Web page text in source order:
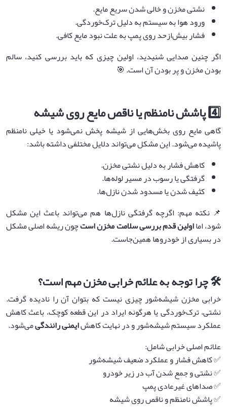
نشتی مخزن و خالی شدن سریع مایع.
ورود هوا به سیستم به دلیل ترک‌خوردگی.
فشار بیش‌ازحد روی پمپ به علت نبود مایع کافی.
اگر چنین صدایی شنیدید، اولین چیزی که باید بررسی کنید، سالم
بودن مخزن و پر بودن آن است. 🎯
4️⃣ پاشش نامنظم یا ناقص مایع روی شیشه
گاهی مایع روی بخش‌هایی از شیشه پخش نمی‌شود یا خیلی نامنظم
پاشیده می‌شود. این مشکل می‌تواند دلایل مختلفی داشته باشد:
کاهش فشار به دلیل نشتی مخزن.
گرفتگی یا رسوب در مسیر لوله‌ها.
کثیف شدن یا مسدود شدن نازل‌ها.
📌 نکته مهم: اگرچه گرفتگی نازل‌ها هم می‌تواند باعث این مشکل
شود، امااولین قدم بررسی سلامت مخزن استچون ریشه اصلی مشکل
در بسیاری از خودروها همین‌جاست.
🛠️ چرا توجه به علائم خرابی مخزن مهم است؟
خرابی مخزن شیشه‌شور چیزی نیست که بتوان آن را نادیده گرفت.
نشتی، ترک‌خوردگی یا هرگونه ایراد در این قطعه کوچک، باعث کاهش
عملکرد سیستم شیشه‌شور و در نهایت کاهشایمنی رانندگیمی‌شود.
علائم اصلی خرابی شامل:
✅ کاهش فشار و عملکرد ضعیف شیشه‌شور
✅ نشتی و جمع شدن آب در زیر خودرو
✅ صداهای غیرعادی پمپ
✅ پاشش نامنظم و ناقص روی شیشه